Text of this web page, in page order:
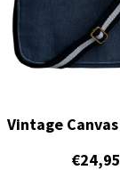
€24,95